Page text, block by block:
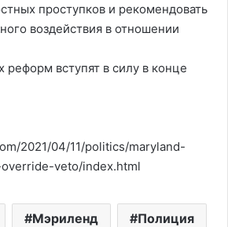
проступков и рекомендовать
воздействия в отношении
реформ вступят в силу в конце
2021/04/11/politics/maryland-
veto/index.html
Мэриленд Полиция